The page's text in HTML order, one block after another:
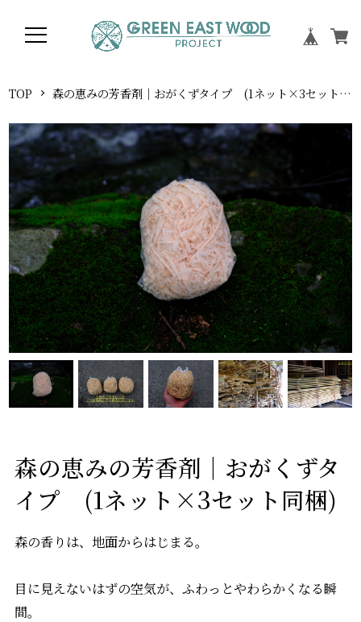
TOP 森の恵みの芳香剤｜おがくずタイプ (1ネット×3セット同梱)
森の恵みの芳香剤｜おがくずタ
イプ (1ネット×3セット同梱)
――森の香りは、地面からはじまる。
目に見えないはずの空気が、ふわっとやわらかくなる瞬
間。